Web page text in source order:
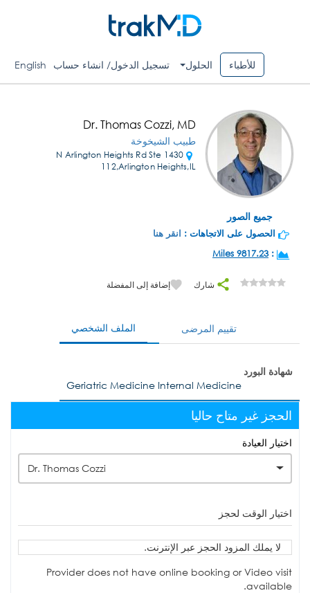
للأطباء الحلول تسجيل الدخول/ انشاء حساب English
جميع الصور
Dr. Thomas Cozzi, MD
طبيب الشيخوخة
1430 N Arlington Heights Rd Ste
112,Arlington Heights,IL
الحصول على الاتجاهات : انقر هنا
:
9817.23 Miles
شارك إضافة إلى المفضلة
الملف الشخصي تقييم المرضى
شهادة البورد
Geriatric Medicine Internal Medicine
الحجز غير متاح حاليا
اختيار العيادة
Dr. Thomas Cozzi
اختيار الوقت لحجز
لا يملك المزود الحجز عبر الإنترنت.
Provider does not have online booking or Video visit
available.